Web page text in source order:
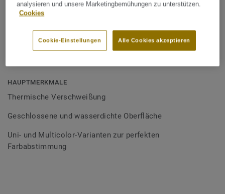
Schweißschnüre werden zur thermischen Verschweißung
perfekte Hygiene und einfache Reinigung. Tarkett
Multicolor und sind farblich auf unser
Bodenbelagssortiment abgestimmt. Durch die Verwendung
von Kontrastfarben lassen sich auch besondere
HAUPTMERKMALE
Thermische Verschweißung
Geschlossene und wasserdichte Oberfläche
Uni- und Multicolor-Varianten zur perfekten
Farbabstimmung
analysieren und unsere Marketingbemühungen zu unterstützen.
Cookies
Alle Cookies akzeptieren
Cookie-Einstellungen